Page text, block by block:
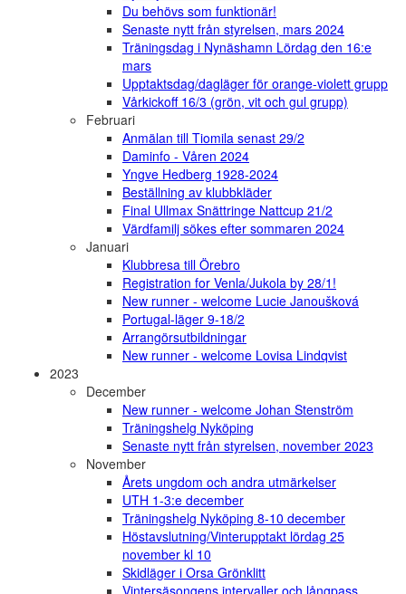
Du behövs som funktionär!
Senaste nytt från styrelsen, mars 2024
Träningsdag i Nynäshamn Lördag den 16:e
mars
Upptaktsdag/dagläger för orange-violett grupp
Vårkickoff 16/3 (grön, vit och gul grupp)
Februari
Anmälan till Tiomila senast 29/2
Daminfo - Våren 2024
Yngve Hedberg 1928-2024
Beställning av klubbkläder
Final Ullmax Snättringe Nattcup 21/2
Värdfamilj sökes efter sommaren 2024
Januari
Klubbresa till Örebro
Registration for Venla/Jukola by 28/1!
New runner - welcome Lucie Janoušková
Portugal-läger 9-18/2
Arrangörsutbildningar
New runner - welcome Lovisa Lindqvist
2023
December
New runner - welcome Johan Stenström
Träningshelg Nyköping
Senaste nytt från styrelsen, november 2023
November
Årets ungdom och andra utmärkelser
UTH 1-3:e december
Träningshelg Nyköping 8-10 december
Höstavslutning/Vinterupptakt lördag 25
november kl 10
Skidläger i Orsa Grönklitt
Vintersäsongens intervaller och långpass